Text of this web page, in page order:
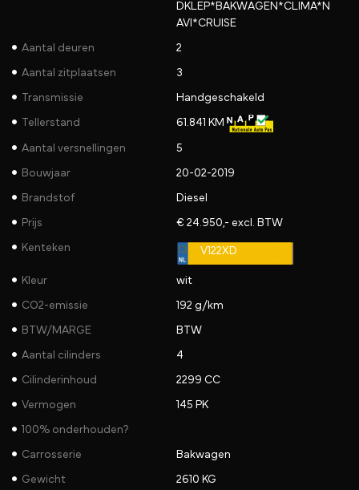
DKLEP*BAKWAGEN*CLIMA*N
AVI*CRUISE
Aantal deuren 2
Aantal zitplaatsen 3
Transmissie Handgeschakeld
Tellerstand 61.841 KM
Aantal versnellingen 5
Bouwjaar 20-02-2019
Brandstof Diesel
Prijs € 24.950,- excl. BTW
Kenteken V122XD
Kleur wit
CO2-emissie 192 g/km
BTW/MARGE BTW
Aantal cilinders 4
Cilinderinhoud 2299 CC
Vermogen 145 PK
100% onderhouden?
Carrosserie Bakwagen
Gewicht 2610 KG